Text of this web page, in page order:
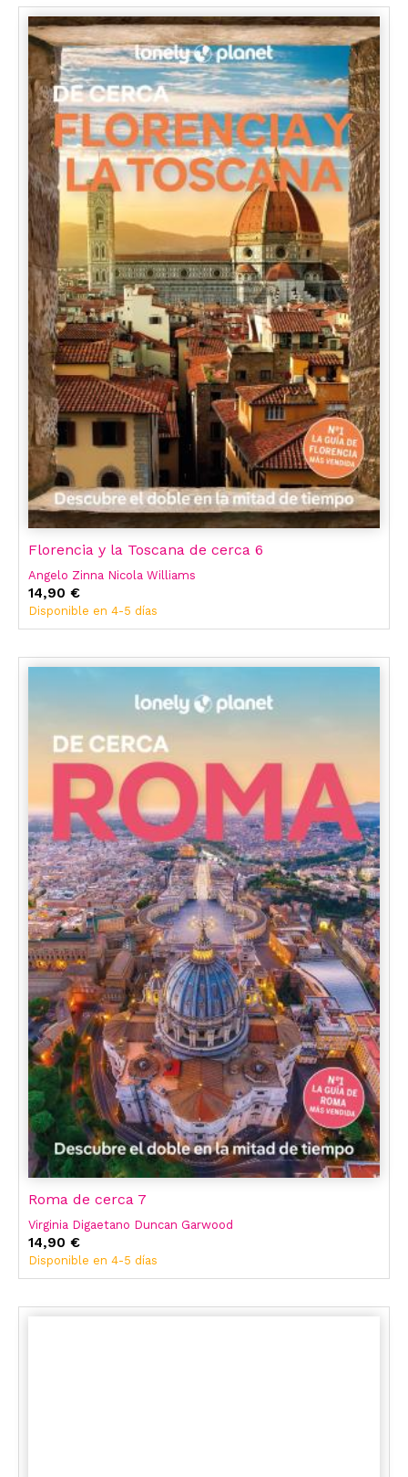
Florencia y la Toscana de cerca 6
Angelo Zinna Nicola Williams
14,90 €
Disponible en 4-5 días
Roma de cerca 7
Virginia Digaetano Duncan Garwood
14,90 €
Disponible en 4-5 días